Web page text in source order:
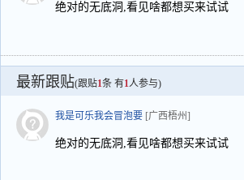
绝对的无底洞,看见啥都想买来试试
最新跟贴(跟贴1条 有1人参与)
我是可乐我会冒泡要 [广西梧州]
绝对的无底洞,看见啥都想买来试试